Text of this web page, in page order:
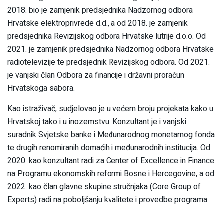
2018. bio je zamjenik predsjednika Nadzornog odbora
Hrvatske elektroprivrede d.d., a od 2018. je zamjenik
predsjednika Revizijskog odbora Hrvatske lutrije d.o.o. Od
2021. je zamjenik predsjednika Nadzornog odbora Hrvatske
radiotelevizije te predsjednik Revizijskog odbora. Od 2021.
je vanjski član Odbora za financije i državni proračun
Hrvatskoga sabora.
Kao istraživač, sudjelovao je u većem broju projekata kako u
Hrvatskoj tako i u inozemstvu. Konzultant je i vanjski
suradnik Svjetske banke i Međunarodnog monetarnog fonda
te drugih renomiranih domaćih i međunarodnih institucija. Od
2020. kao konzultant radi za Center of Excellence in Finance
na Programu ekonomskih reformi Bosne i Hercegovine, a od
2022. kao član glavne skupine stručnjaka (Core Group of
Experts) radi na poboljšanju kvalitete i provedbe programa